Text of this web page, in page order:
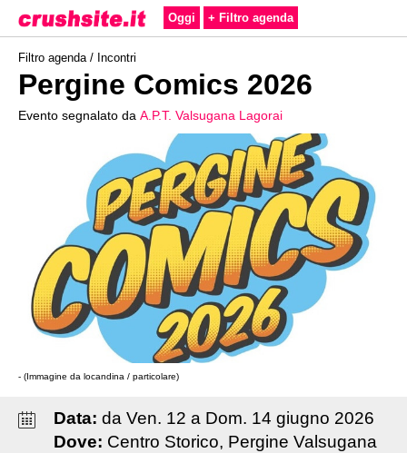
Oggi + Filtro agenda
Filtro agenda / Incontri
Pergine Comics 2026
Evento segnalato da A.P.T. Valsugana Lagorai
- (Immagine da locandina / particolare)
Data: da Ven. 12 a Dom. 14 giugno 2026
Dove: Centro Storico, Pergine Valsugana